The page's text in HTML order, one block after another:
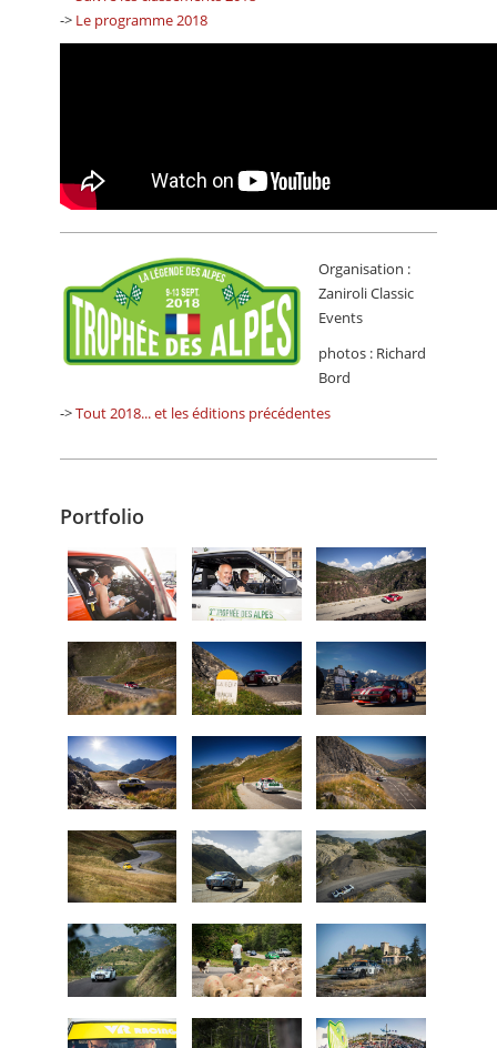
-> Le programme 2018
Organisation :
Zaniroli Classic
Events
photos : Richard
Bord
->Tout 2018... et les éditions précédentes
Portfolio